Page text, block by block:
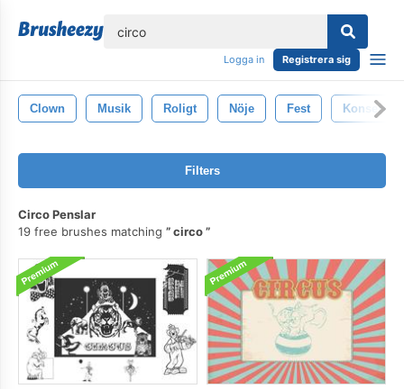
Logga in Registrera sig
Clown Musik Roligt Nöje Fest Konsert
Filters
Circo Penslar
19 free brushes matching
circo